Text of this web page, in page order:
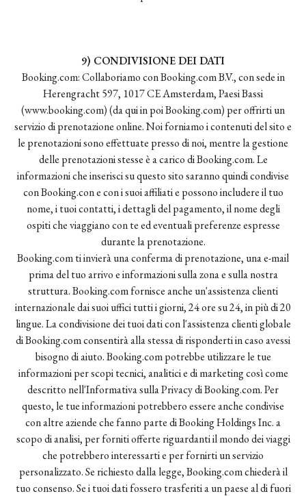
9) CONDIVISIONE DEI DATI
Booking.com: Collaboriamo con Booking.com B.V., con sede in
Herengracht 597, 1017 CE Amsterdam, Paesi Bassi
(www.booking.com) (da qui in poi Booking.com) per offrirti un
servizio di prenotazione online. Noi forniamo i contenuti del sito e
le prenotazioni sono effettuate presso di noi, mentre la gestione
delle prenotazioni stesse è a carico di Booking.com. Le
informazioni che inserisci su questo sito saranno quindi condivise
con Booking.con e con i suoi affiliati e possono includere il tuo
nome, i tuoi contatti, i dettagli del pagamento, il nome degli
ospiti che viaggiano con te ed eventuali preferenze espresse
durante la prenotazione.
Booking.com ti invierà una conferma di prenotazione, una e-mail
prima del tuo arrivo e informazioni sulla zona e sulla nostra
struttura. Booking.com fornisce anche un'assistenza clienti
internazionale dai suoi uffici tutti i giorni, 24 ore su 24, in più di 20
lingue. La condivisione dei tuoi dati con l'assistenza clienti globale
di Booking.com consentirà alla stessa di risponderti in caso avessi
bisogno di aiuto. Booking.com potrebbe utilizzare le tue
informazioni per scopi tecnici, analitici e di marketing così come
descritto nell'Informativa sulla Privacy di Booking.com. Per
questo, le tue informazioni potrebbero essere anche condivise
con altre aziende che fanno parte di Booking Holdings Inc. a
scopo di analisi, per forniti offerte riguardanti il mondo dei viaggi
che potrebbero interessarti e per fornirti un servizio
personalizzato. Se richiesto dalla legge, Booking.com chiederà il
tuo consenso. Se i tuoi dati fossero trasferiti a un paese al di fuori